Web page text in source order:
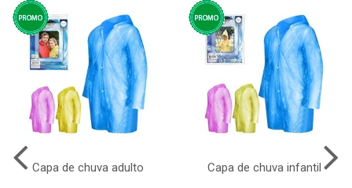
Capa de chuva adulto Capa de chuva infantil